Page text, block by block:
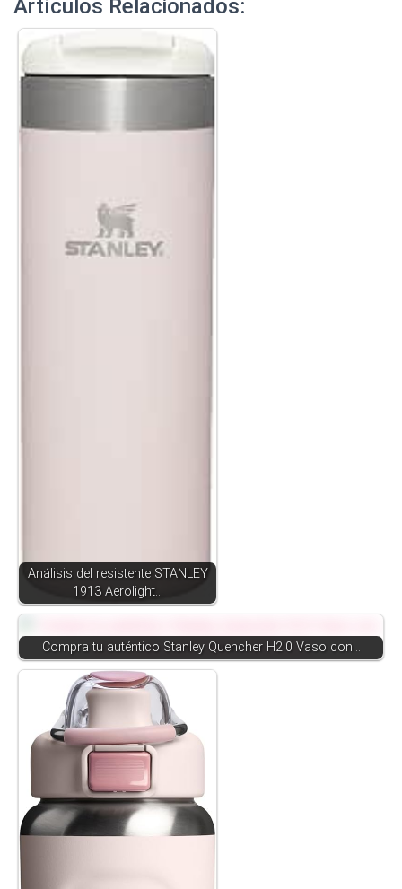
Artículos Relacionados:
Análisis del resistente STANLEY
1913 Aerolight…
Compra tu auténtico Stanley Quencher H2.0 Vaso con…